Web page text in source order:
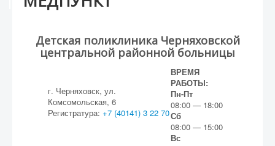
Детская поликлиника Черняховской
центральной районной больницы
г. Черняховск, ул.
Комсомольская, 6
Регистратура: +7 (40141) 3 22 70
ВРЕМЯ
РАБОТЫ:
Пн-Пт
08:00 — 18:00
Сб
08:00 — 15:00
Вс